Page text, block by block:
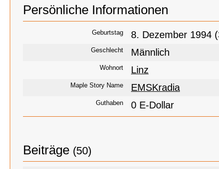
Persönliche Informationen
Geburtstag 8. Dezember 1994
Geschlecht Männlich
Wohnort Linz
Maple Story Name EMSKradia
Guthaben 0 E-Dollar
Beiträge (50)